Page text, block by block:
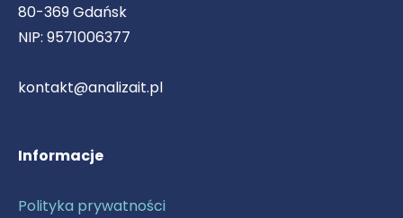
80-369 Gdańsk
NIP: 9571006377
kontakt@analizait.pl
Informacje
Polityka prywatności